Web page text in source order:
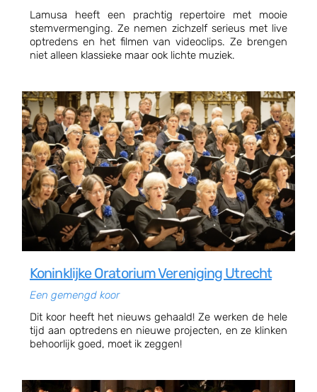
Lamusa heeft een prachtig repertoire met mooie
stemvermenging. Ze nemen zichzelf serieus met live
optredens en het filmen van videoclips. Ze brengen
niet alleen klassieke maar ook lichte muziek.
Koninklijke Oratorium Vereniging Utrecht
Een gemengd koor
Dit koor heeft het nieuws gehaald! Ze werken de hele
tijd aan optredens en nieuwe projecten, en ze klinken
behoorlijk goed, moet ik zeggen!